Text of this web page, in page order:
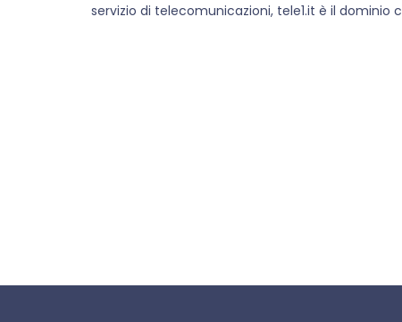
servizio di telecomunicazioni, tele1.it è il dominio